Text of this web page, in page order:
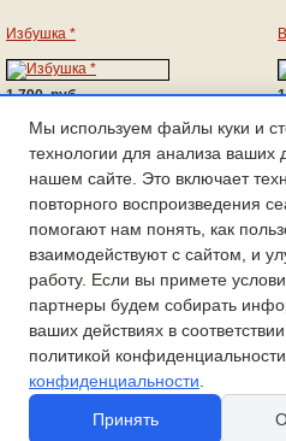
Избушка *
1 790 руб.
Печь изразцовая
Коллекция "Купечество"
35 960 руб.
Дедушка с внуком
Коллекция "Купечество"
89 560 руб.
Новые товары:
Мы используем файлы куки и
технологии для анализа ваших
нашем сайте. Это включает
повторного воспроизведения
помогают нам понять, как
взаимодействуют с сайтом, и
работу. Если вы примете
партнеры будем собирать
ваших действиях в
политикой конфиденциальности.
конфиденциальности
Принять